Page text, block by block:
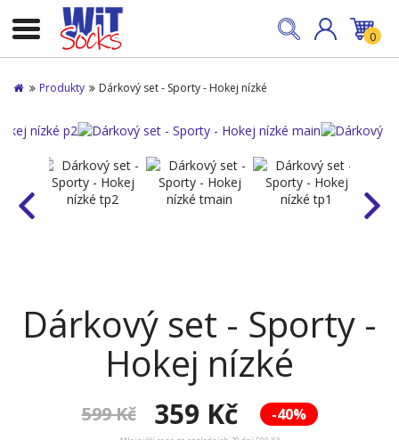
0
Produkty Dárkový set - Sporty - Hokej nízké
Dárkový set - Sporty -
Hokej nízké
-40%
599 Kč 359 Kč